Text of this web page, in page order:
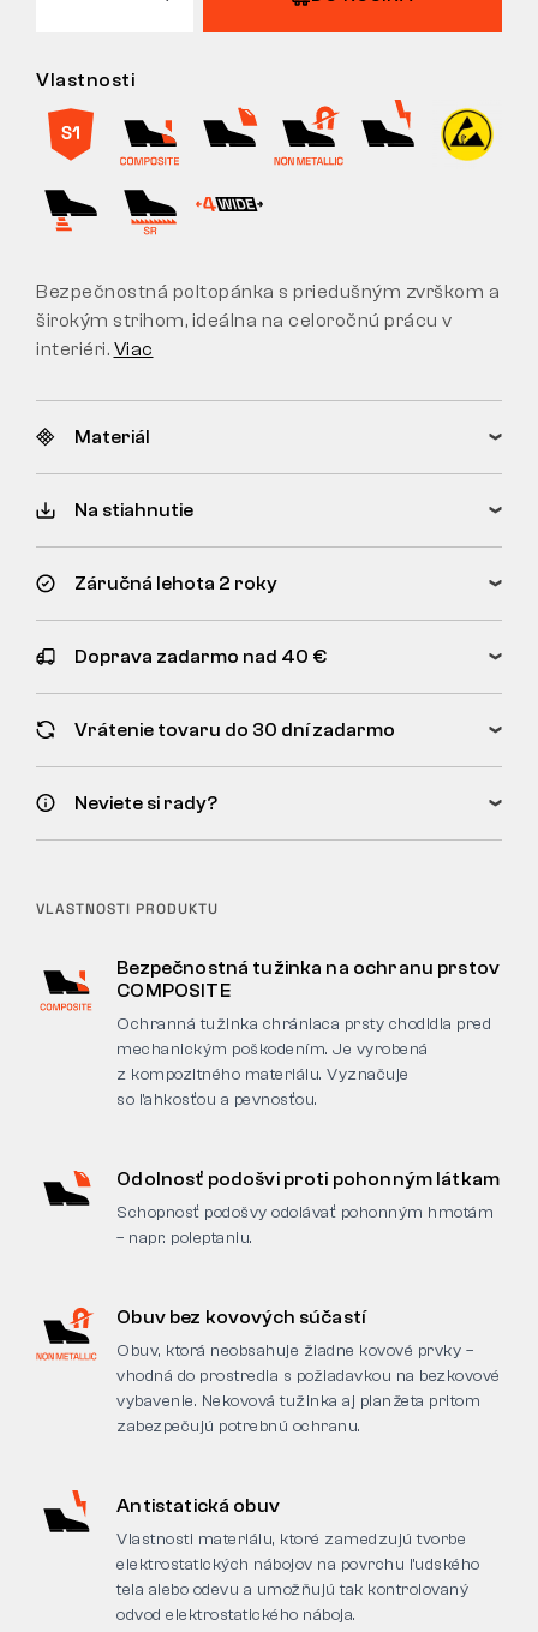
Vlastnosti
Bezpečnostná poltopánka s priedušným zvrškom a
širokým strihom, ideálna na celoročnú prácu v
interiéri. Viac
Materiál
Na stiahnutie
Záručná lehota 2 roky
Doprava zadarmo nad 40 €
Vrátenie tovaru do 30 dní zadarmo
Neviete si rady?
VLASTNOSTI PRODUKTU
Bezpečnostná tužinka na ochranu prstov
COMPOSITE
Ochranná tužinka chrániaca prsty chodidla pred
mechanickým poškodením. Je vyrobená
z kompozitného materiálu. Vyznačuje
so ľahkosťou a pevnosťou.
Odolnosť podošvi proti pohonným látkam
Schopnosť podošvy odolávať pohonným hmotám
– napr. poleptaniu.
Obuv bez kovových súčastí
Obuv, ktorá neobsahuje žiadne kovové prvky –
vhodná do prostredia s požiadavkou na bezkovové
vybavenie. Nekovová tužinka aj planžeta pritom
zabezpečujú potrebnú ochranu.
Antistatická obuv
Vlastnosti materiálu, ktoré zamedzujú tvorbe
elektrostatických nábojov na povrchu ľudského
tela alebo odevu a umožňujú tak kontrolovaný
odvod elektrostatického náboja.